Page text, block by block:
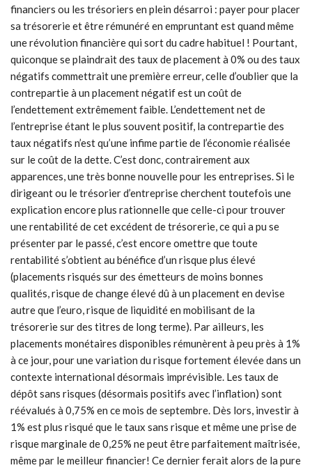
financiers ou les trésoriers en plein désarroi : payer pour placer
sa trésorerie et être rémunéré en empruntant est quand même
une révolution financière qui sort du cadre habituel ! Pourtant,
quiconque se plaindrait des taux de placement à 0% ou des taux
négatifs commettrait une première erreur, celle d’oublier que la
contrepartie à un placement négatif est un coût de
l’endettement extrêmement faible. L’endettement net de
l’entreprise étant le plus souvent positif, la contrepartie des
taux négatifs n’est qu’une infime partie de l’économie réalisée
sur le coût de la dette. C’est donc, contrairement aux
apparences, une très bonne nouvelle pour les entreprises. Si le
dirigeant ou le trésorier d’entreprise cherchent toutefois une
explication encore plus rationnelle que celle-ci pour trouver
une rentabilité de cet excédent de trésorerie, ce qui a pu se
présenter par le passé, c’est encore omettre que toute
rentabilité s’obtient au bénéfice d’un risque plus élevé
(placements risqués sur des émetteurs de moins bonnes
qualités, risque de change élevé dû à un placement en devise
autre que l’euro, risque de liquidité en mobilisant de la
trésorerie sur des titres de long terme). Par ailleurs, les
placements monétaires disponibles rémunèrent à peu près à 1%
à ce jour, pour une variation du risque fortement élevée dans un
contexte international désormais imprévisible. Les taux de
dépôt sans risques (désormais positifs avec l’inflation) sont
réévalués à 0,75% en ce mois de septembre. Dès lors, investir à
1% est plus risqué que le taux sans risque et même une prise de
risque marginale de 0,25% ne peut être parfaitement maîtrisée,
même par le meilleur financier! Ce dernier ferait alors de la pure